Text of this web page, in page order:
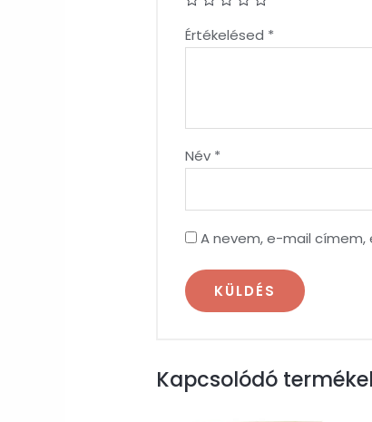
Értékelésed *
Név *
A nevem, e-mail
Kapcsolódó